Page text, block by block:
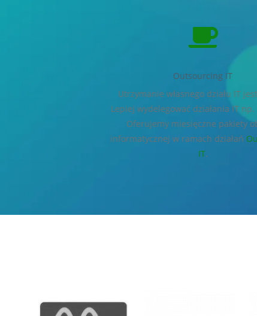
Outsourcing IT
Utrzymanie własnego działu IT
Lepiej wydelegować działania IT
Oferujemy miesięczne pakiety
informatycznej w ramach działań
IT.